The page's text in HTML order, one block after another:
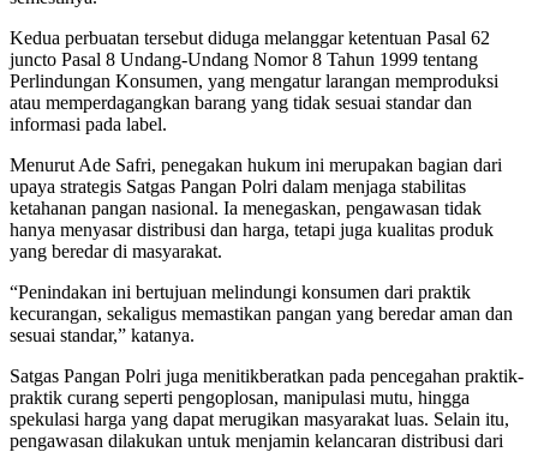
Kedua perbuatan tersebut diduga melanggar ketentuan Pasal 62
juncto Pasal 8 Undang-Undang Nomor 8 Tahun 1999 tentang
Perlindungan Konsumen, yang mengatur larangan memproduksi
atau memperdagangkan barang yang tidak sesuai standar dan
informasi pada label.
Menurut Ade Safri, penegakan hukum ini merupakan bagian dari
upaya strategis Satgas Pangan Polri dalam menjaga stabilitas
ketahanan pangan nasional. Ia menegaskan, pengawasan tidak
hanya menyasar distribusi dan harga, tetapi juga kualitas produk
yang beredar di masyarakat.
“Penindakan ini bertujuan melindungi konsumen dari praktik
kecurangan, sekaligus memastikan pangan yang beredar aman dan
sesuai standar,” katanya.
Satgas Pangan Polri juga menitikberatkan pada pencegahan praktik-
praktik curang seperti pengoplosan, manipulasi mutu, hingga
spekulasi harga yang dapat merugikan masyarakat luas. Selain itu,
pengawasan dilakukan untuk menjamin kelancaran distribusi dari